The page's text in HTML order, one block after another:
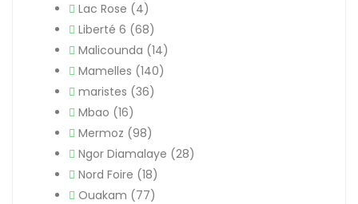
Lac Rose (4)
Liberté 6 (68)
Malicounda (14)
Mamelles (140)
maristes (36)
Mbao (16)
Mermoz (98)
Ngor Diamalaye (28)
Nord Foire (18)
Ouakam (77)